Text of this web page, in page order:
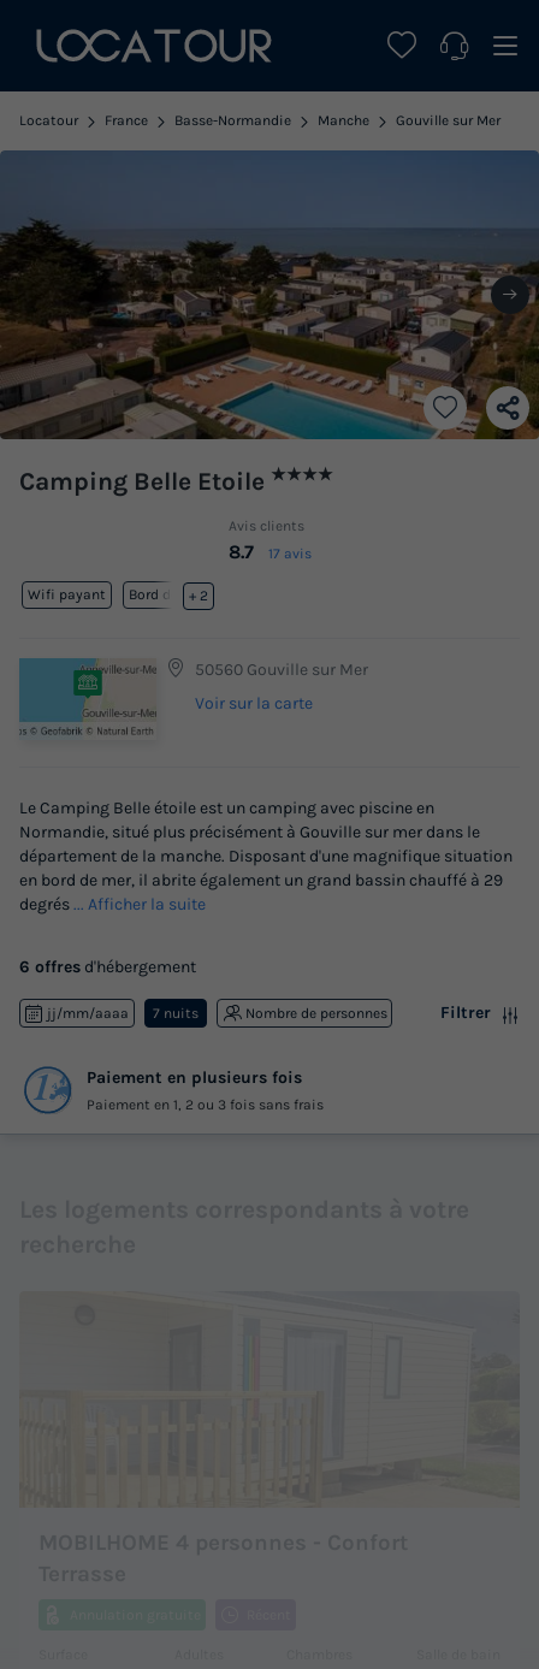
Locatour France Basse-Normandie Manche Gouville sur Mer
Camping Belle Etoile ★★★★
Avis clients
8.7 17 avis
Wifi payant Bord de mer
+ 2
50560 Gouville sur Mer
Voir sur la carte
Le Camping Belle étoile est un camping avec piscine en
Normandie, situé plus précisément à Gouville sur mer dans le
département de la manche. Disposant d'une magnifique situation
en bord de mer, il abrite également un grand bassin chauffé à 29
degrés... Afficher la suite
6 offres d'hébergement
jj/mm/aaaa 7 nuits Nombre de personnes Filtrer
Paiement en plusieurs fois
Paiement en 1, 2 ou 3 fois sans frais